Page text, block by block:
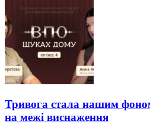
Тривога стала нашим
на межі виснаження